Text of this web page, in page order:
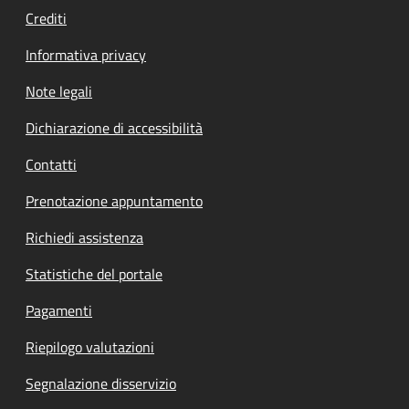
Crediti
Informativa privacy
Note legali
Dichiarazione di accessibilità
Contatti
Prenotazione appuntamento
Richiedi assistenza
Statistiche del portale
Pagamenti
Riepilogo valutazioni
Segnalazione disservizio